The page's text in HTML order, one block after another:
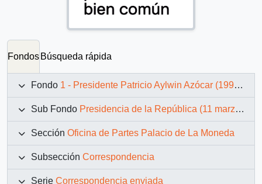
Fondos Búsqueda rápida
Fondo 1 - Presidente Patricio Aylwin Azócar (1990-1994)
Sub Fondo Presidencia de la República (11 marzo 1990 – 11 marzo 1994)
Sección Oficina de Partes Palacio de La Moneda
Subsección Correspondencia
Serie Correspondencia enviada